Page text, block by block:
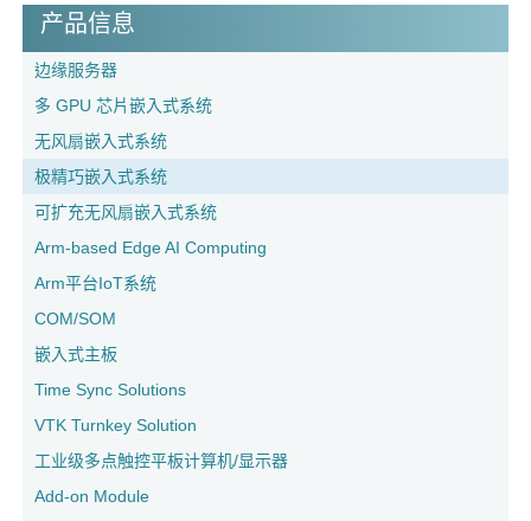
产品信息
边缘服务器
多 GPU 芯片嵌入式系统
无风扇嵌入式系统
极精巧嵌入式系统
可扩充无风扇嵌入式系统
Arm-based Edge AI Computing
Arm平台IoT系统
COM/SOM
嵌入式主板
Time Sync Solutions
VTK Turnkey Solution
工业级多点触控平板计算机/显示器
Add-on Module